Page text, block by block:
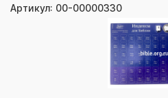
Артикул: 00-00000330